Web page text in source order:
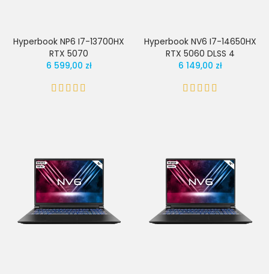
Hyperbook NP6 I7-13700HX
RTX 5070
6 599,00 zł
Hyperbook NV6 I7-14650HX
RTX 5060 DLSS 4
6 149,00 zł